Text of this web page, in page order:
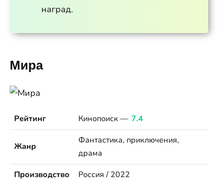
наград.
Мира
Рейтинг Кинопоиск — 7.4
Жанр
Фантастика, приключения,
драма
Производство
Россия / 2022